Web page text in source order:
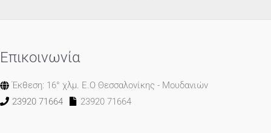
Επικοινωνία
Έκθεση: 16° χλμ. Ε.Ο Θεσσαλονίκης - Μουδανιών
23920 71664
23920 71664